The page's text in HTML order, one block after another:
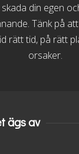
din egen
Tänk på
rätt tid, på rätt
orsaker.
ägs av